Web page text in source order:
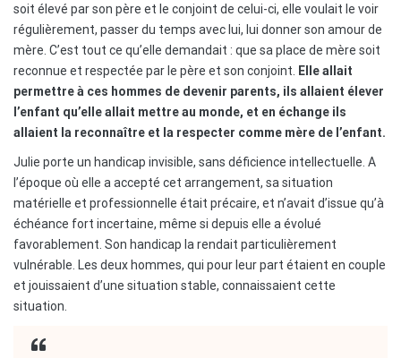
soit élevé par son père et le conjoint de celui-ci, elle voulait le voir
régulièrement, passer du temps avec lui, lui donner son amour de
mère. C’est tout ce qu’elle demandait : que sa place de mère soit
reconnue et respectée par le père et son conjoint. Elle allait
permettre à ces hommes de devenir parents, ils allaient élever
l’enfant qu’elle allait mettre au monde, et en échange ils
allaient la reconnaître et la respecter comme mère de l’enfant.
Julie porte un handicap invisible, sans déficience intellectuelle. A
l’époque où elle a accepté cet arrangement, sa situation
matérielle et professionnelle était précaire, et n’avait d’issue qu’à
échéance fort incertaine, même si depuis elle a évolué
favorablement. Son handicap la rendait particulièrement
vulnérable. Les deux hommes, qui pour leur part étaient en couple
et jouissaient d’une situation stable, connaissaient cette
situation.